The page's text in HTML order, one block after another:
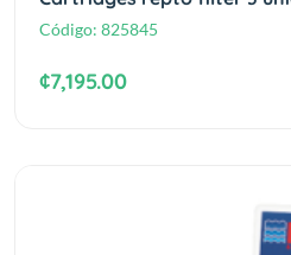
Código: 825845
¢7,195.00